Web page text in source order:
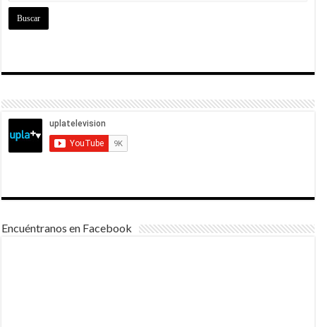
Encuéntranos en Facebook